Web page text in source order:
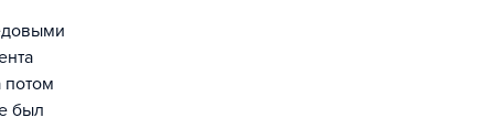
потом
был